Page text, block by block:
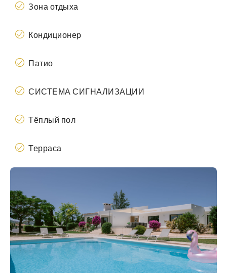
Зона отдыха
Кондиционер
Патио
СИСТЕМА СИГНАЛИЗАЦИИ
Тёплый пол
Терраса